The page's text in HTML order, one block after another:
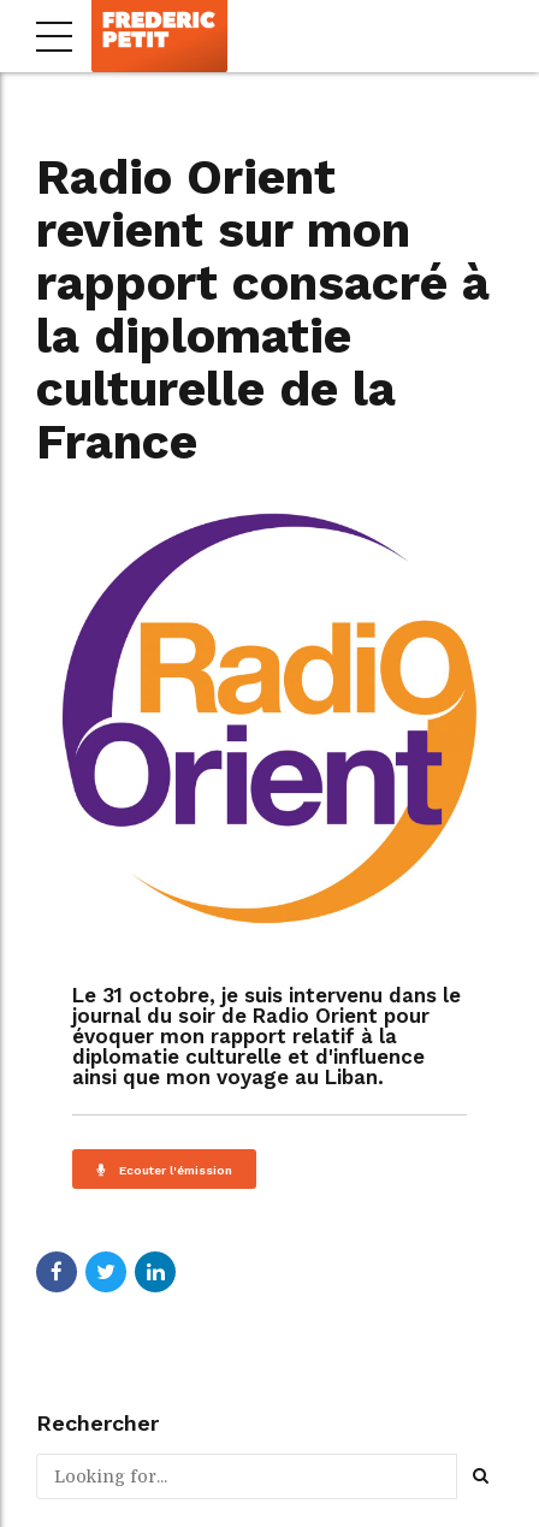
Radio Orient
revient sur mon
rapport consacré à
la diplomatie
culturelle de la
France
Le 31 octobre, je suis intervenu dans le
journal du soir de Radio Orient pour
évoquer mon rapport relatif à la
diplomatie culturelle et d'influence
ainsi que mon voyage au Liban.
Ecouter l'émission
Rechercher